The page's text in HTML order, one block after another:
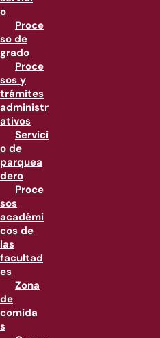
o
Proce
so de
grado
Proce
sos y
trámites
administr
ativos
Servici
o de
parquea
dero
Proce
sos
académi
cos de
las
facultad
es
Zona
de
comida
s